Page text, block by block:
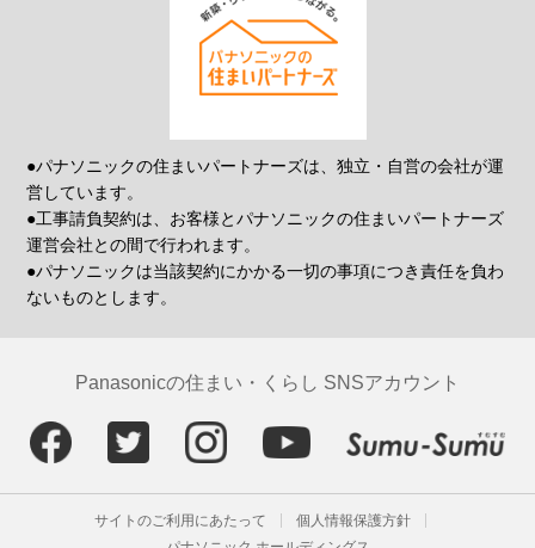
●パナソニックの住まいパートナーズは、独立・自営の会社が運
営しています。
●工事請負契約は、お客様とパナソニックの住まいパートナーズ
運営会社との間で行われます。
●パナソニックは当該契約にかかる一切の事項につき責任を負わ
ないものとします。
Panasonicの住まい・くらし SNSアカウント
サイトのご利用にあたって
個人情報保護方針